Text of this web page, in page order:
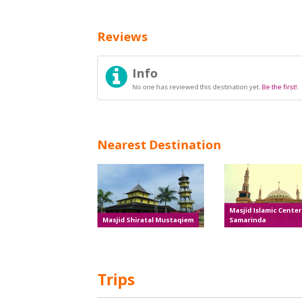
Reviews
Info
No one has reviewed this destination yet. Be the first!.
Nearest Destination
Masjid Shiratal Mustaqiem
Masjid Islamic Center
Samarinda
Trips